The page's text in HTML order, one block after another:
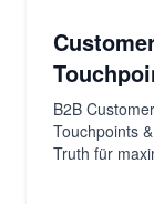
B2B
Touchpoints
Truth für